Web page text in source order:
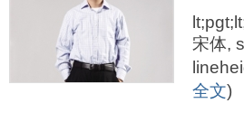
宋体,
全文)